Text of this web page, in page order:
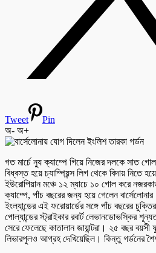
Tweet
Pin
অ- অ+
গত মার্চে ন্যু ক্যাম্পে গিয়ে নিজের দলকে সাত
বিধ্বস্ত হয়ে চ্যাম্পিয়ন্স লিগ থেকে বিদায় নিতে
ইউরোপিয়ান মঞ্চে ১২ ম্যাচে ১০ গোল করে
ক্যাম্পে, পাঁচ বছরের জন্য হয়ে গেলেন
ইংল্যান্ডের এই ফরোয়ার্ডের সঙ্গে পাঁচ বছরের
পোল্যান্ডের স্ট্রাইকার রবার্ট লেভানডোভস্কির
সেরে ফেলেছে কাতালান জায়ান্টরা। ২৫ বছর বয়সী
লিভারপুলও আগ্রহ দেখিয়েছিল। কিন্তু গর্ডনের